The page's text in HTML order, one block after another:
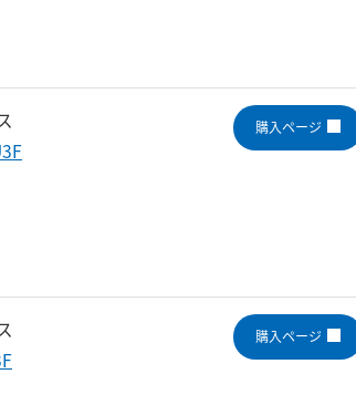
購入ページ
購入ページ